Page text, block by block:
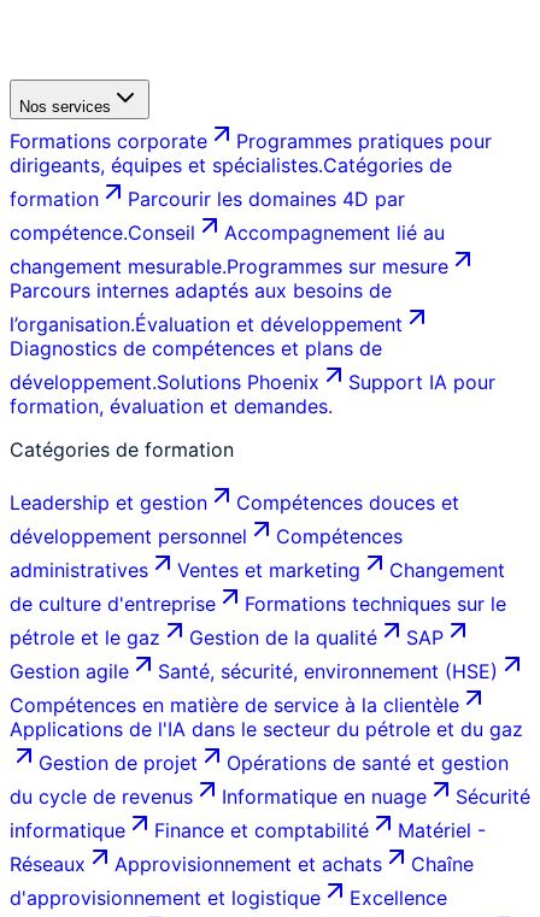
Nos services
Formations corporate
Programmes pratiques pour
dirigeants, équipes et spécialistes.Catégories de
formation
Parcourir les domaines 4D par
compétence.Conseil
Accompagnement lié au
changement mesurable.Programmes sur mesure
Parcours internes adaptés aux besoins de
l’organisation.Évaluation et développement
Diagnostics de compétences et plans de
développement.Solutions Phoenix
Support IA pour
formation, évaluation et demandes.
Catégories de formation
Leadership et gestion
Compétences douces et
développement personnel
Compétences
administratives
Ventes et marketing
Changement
de culture d'entreprise
Formations techniques sur le
pétrole et le gaz
Gestion de la qualité
SAP
Gestion agile
Santé, sécurité, environnement (HSE)
Compétences en matière de service à la clientèle
Applications de l'IA dans le secteur du pétrole et du gaz
Gestion de projet
Opérations de santé et gestion
du cycle de revenus
Informatique en nuage
Sécurité
informatique
Finance et comptabilité
Matériel -
Réseaux
Approvisionnement et achats
Chaîne
d'approvisionnement et logistique
Excellence